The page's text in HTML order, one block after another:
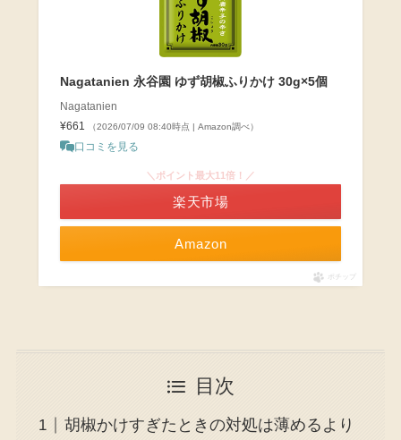
Nagatanien 永谷園 ゆず胡椒ふりかけ 30g×5個
Nagatanien
¥661
（2026/07/09 08:40時点 | Amazon調べ）
口コミを見る
Amazon
＼ポイント最大11倍！／
楽天市場
ポチップ
目次
胡椒かけすぎたときの対処は薄めるより